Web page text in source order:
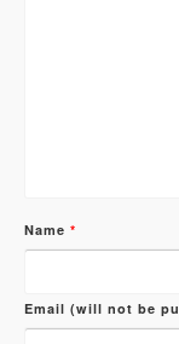
Name *
Email (will not be